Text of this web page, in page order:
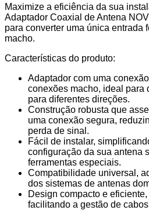
L-
011
-
1
para
Macho,
Instalação
Design
Durável
Maximize a eficiência da sua
Adaptador Coaxial de Antena
para converter uma única entrada
macho.
Características do produto:
Adaptador com uma
conexões macho, ideal para
para diferentes direções.
Construção robusta que
uma conexão segura,
perda de sinal.
Fácil de instalar,
configuração da sua antena
ferramentas especiais.
Compatibilidade universal,
dos sistemas de antenas
Design compacto e
facilitando a gestão de